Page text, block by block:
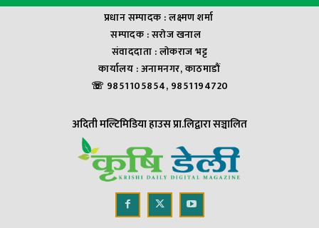
प्रधान सम्पादक : लक्ष्मण शर्मा
सम्पादक : सराेज खनाल
संवाददाता : लाेकराज भट्ट
कार्यालय : अनामनगर, काठमाडौं
☏ 9851105854, 9851194720
अदिती मल्टिमिडिया हाउस प्रा.लिद्वारा सञ्चालित